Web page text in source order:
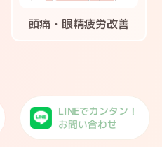
頭痛・眼精疲労改善
LINEでカンタン！
お問い合わせ